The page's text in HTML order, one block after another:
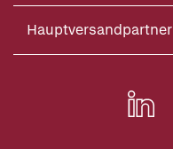
Hauptversandpartner